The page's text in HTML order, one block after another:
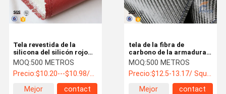
tela de la fibra de
carbono de la armadura
de tela cruzada de 3K
200g 0.3m m para el
refuerzo, materiales de
aislador termales
MOQ:500 METROS
Precio:$12.5-13.17/ Square Meter
Mejor
contact
Tela revestida de la
silicona del silicón rojo
1200℃ alta para los
materiales de aislamiento
térmico
MOQ:500 METROS
Precio:$10.20---$10.98/m2
Mejor
contact